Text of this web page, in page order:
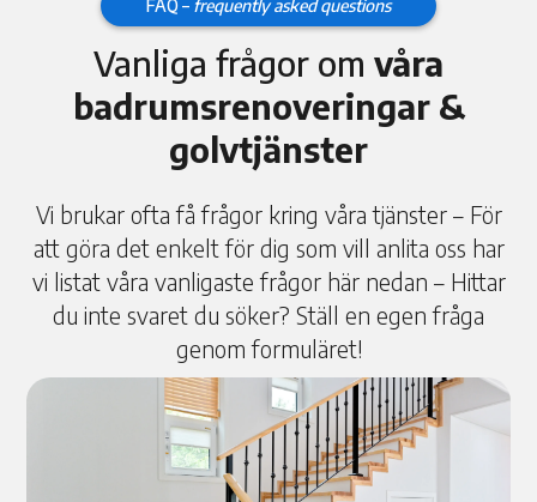
FAQ – frequently asked questions
Vanliga frågor om våra
badrumsrenoveringar &
golvtjänster
Vi brukar ofta få frågor kring våra tjänster – För
att göra det enkelt för dig som vill anlita oss har
vi listat våra vanligaste frågor här nedan – Hittar
du inte svaret du söker? Ställ en egen fråga
genom formuläret!